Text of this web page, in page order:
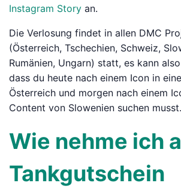
Instagram Story an.
Die Verlosung findet in allen DMC
(Österreich, Tschechien, Schweiz,
Rumänien, Ungarn) statt, es kann
dass du heute nach einem Icon in
Österreich und morgen nach einem
Content von Slowenien suchen musst.
Wie nehme ich
Tankgutschein